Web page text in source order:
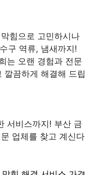
힘으로 고민하시나
구 역류, 냄새까지!
는 오랜 경험과 전문
깔끔하게 해결해 드립
서비스까지! 부산 금
업체를 찾고 계신다